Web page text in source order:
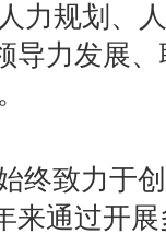
力规划、
导力发展
终致力于
来通过开